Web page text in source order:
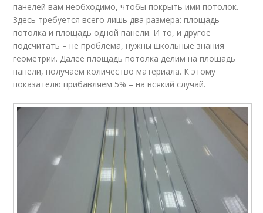
панелей вам необходимо, чтобы покрыть ими потолок.
Здесь требуется всего лишь два размера: площадь
потолка и площадь одной панели. И то, и другое
подсчитать – не проблема, нужны школьные знания
геометрии. Далее площадь потолка делим на площадь
панели, получаем количество материала. К этому
показателю прибавляем 5% – на всякий случай.